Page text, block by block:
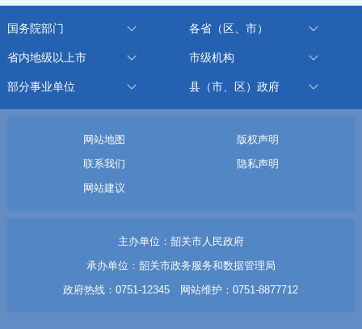
国务院部门 各省（区、市）
省内地级以上市 市级机构
部分事业单位 县（市、区）政府
网站地图
版权声明
联系我们
隐私声明
网站建议
主办单位：韶关市人民政府
承办单位：韶关市政务服务和数据管理局
政府热线：0751-12345 网站维护：0751-8877712